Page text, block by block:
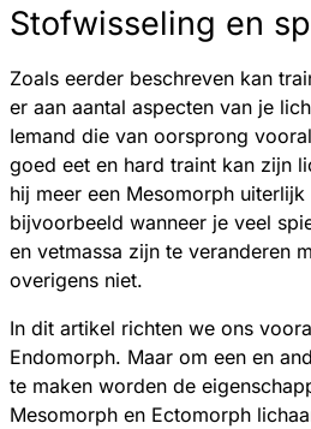
Stofwisseling en
Zoals eerder beschreven kan
er aan aantal aspecten van je
Iemand die van oorsprong
goed eet en hard traint kan zijn
hij meer een Mesomorph
bijvoorbeeld wanneer je veel
en vetmassa zijn te veranderen
overigens niet.
In dit artikel richten we ons
Endomorph. Maar om een en
te maken worden de
Mesomorph en Ectomorph